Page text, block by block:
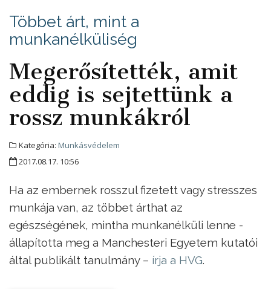
Többet árt, mint a
munkanélküliség
Megerősítették, amit
eddig is sejtettünk a
rossz munkákról
Kategória: Munkásvédelem
2017.08.17. 10:56
Ha az embernek rosszul fizetett vagy stresszes
munkája van, az többet árthat az
egészségének, mintha munkanélküli lenne -
állapította meg a Manchesteri Egyetem kutatói
által publikált tanulmány – írja a HVG.